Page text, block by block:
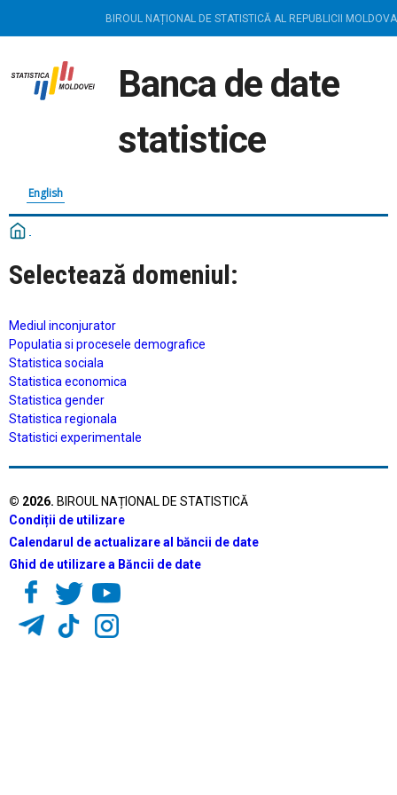
BIROUL NAȚIONAL DE STATISTICĂ AL REPUBLICII MOLDOVA
Banca de date
statistice
English
Selectează domeniul:
Mediul inconjurator
Populatia si procesele demografice
Statistica sociala
Statistica economica
Statistica gender
Statistica regionala
Statistici experimentale
© 2026. BIROUL NAȚIONAL DE STATISTICĂ
Condiții de utilizare
Calendarul de actualizare al băncii de date
Ghid de utilizare a Băncii de date